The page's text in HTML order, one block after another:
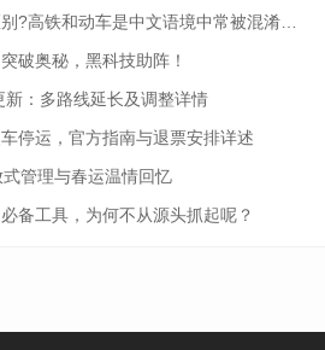
?高铁和动车是中文语境中常被混淆的两
破奥秘，黑科技助阵！
：多路线延长及调整详情
停运，官方指南与退票安排详述
管理与春运温情回忆
备工具，为何不从源头抓起呢？